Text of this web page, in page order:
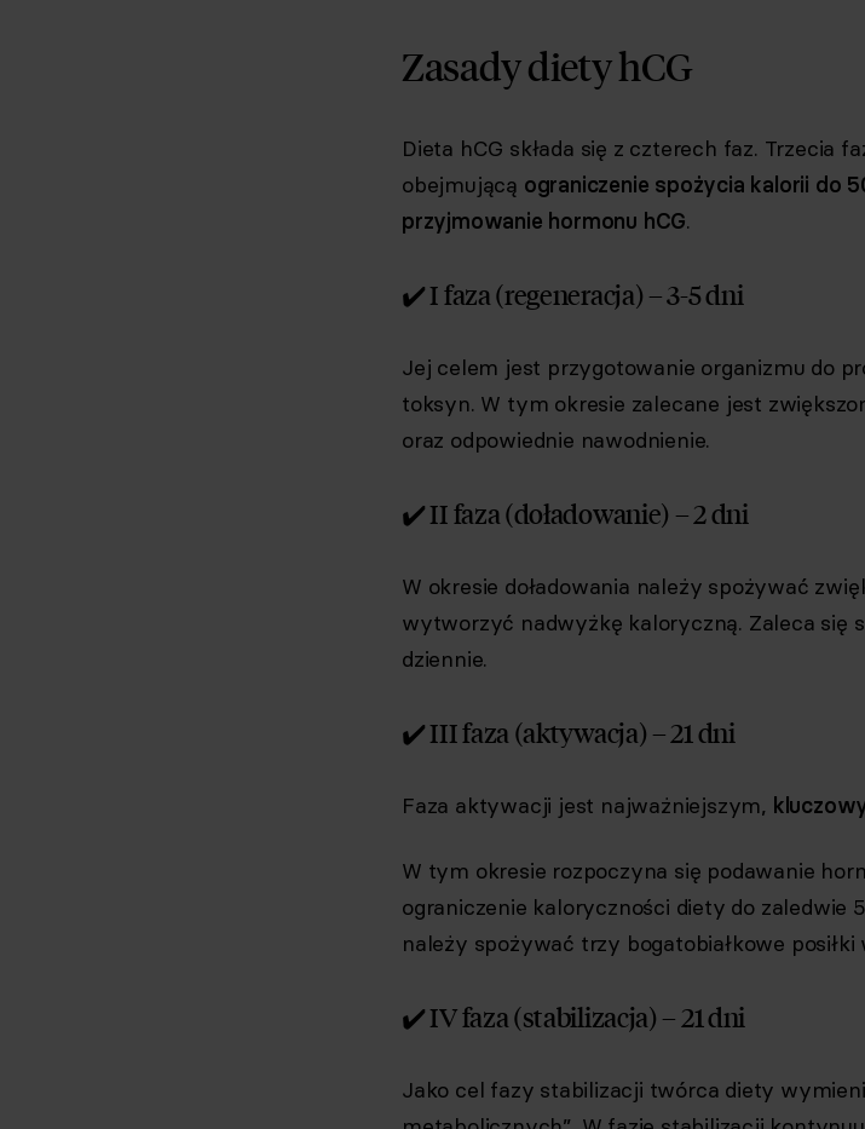
Zasady diety hCG
Dieta hCG składa się z czterech faz. Trzecia
obejmującą ograniczenie spożycia kalorii do
przyjmowanie hormonu hCG.
✔️ I faza (regeneracja) – 3-5 dni
Jej celem jest przygotowanie organizmu do
toksyn. W tym okresie zalecane jest
oraz odpowiednie nawodnienie.
✔️ II faza (doładowanie) – 2 dni
W okresie doładowania należy spożywać
wytworzyć nadwyżkę kaloryczną. Zaleca się
dziennie.
✔️ III faza (aktywacja) – 21 dni
Faza aktywacji jest najważniejszym,
W tym okresie rozpoczyna się podawanie
ograniczenie kaloryczności diety do zaledwie
należy spożywać trzy bogatobiałkowe posiłki
✔️ IV faza (stabilizacja) – 21 dni
Jako cel fazy stabilizacji twórca diety